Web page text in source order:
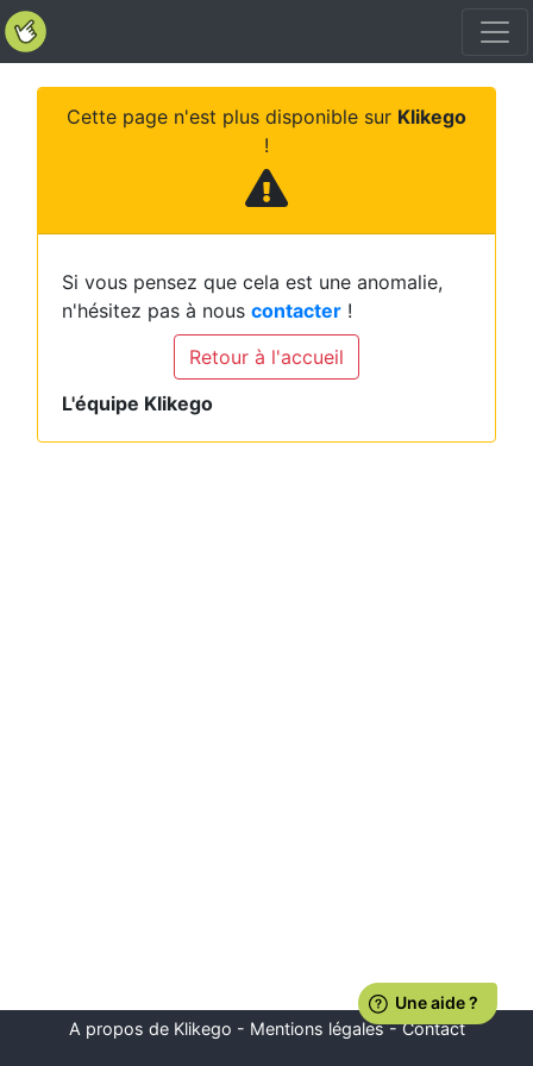
Cette page n'est plus disponible sur Klikego
!
Si vous pensez que cela est une anomalie,
n'hésitez pas à nous contacter !
Retour à l'accueil
L'équipe Klikego
A propos de Klikego - Mentions légales-Contact